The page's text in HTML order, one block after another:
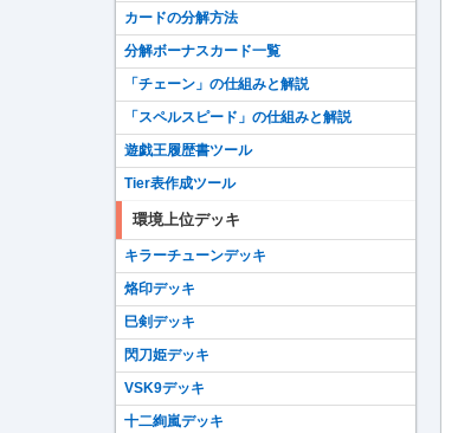
カードの分解方法
分解ボーナスカード一覧
「チェーン」の仕組みと解説
「スペルスピード」の仕組みと解説
遊戯王履歴書ツール
Tier表作成ツール
環境上位デッキ
キラーチューンデッキ
烙印デッキ
巳剣デッキ
閃刀姫デッキ
VSK9デッキ
十二絢嵐デッキ